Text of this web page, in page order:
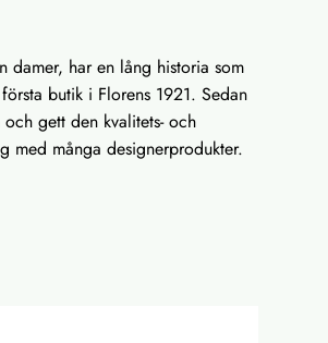
har en lång historia som
butik i Florens 1921. Sedan
gett den kvalitets- och
med många designerprodukter.